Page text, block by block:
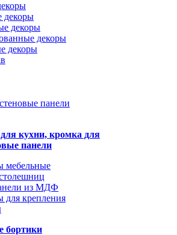
декоры
декоры
декоры
декоры
кухни, кромка для
панели
мебельные
из МДФ
крепления
бортики